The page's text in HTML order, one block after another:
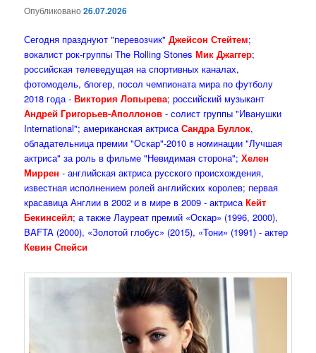
Опубликовано26.07.2026
Сегодня празднуют "перевозчик"Джейсон Стейтем;
вокалист рок-группы The Rolling StonesМик Джаггер;
российская телеведущая на спортивных каналах,
фотомодель, блогер, посол чемпионата мира по футболу
2018 года - Виктория Лопырева; российский музыкант
Андрей Григорьев-Аполлонов - солист группы "Иванушки
International"; американская актриса Сандра Буллок,
обладательница премии "Оскар"-2010 в номинации "Лучшая
актриса" за роль в фильме "Невидимая сторона"; Хелен
Миррен - английская актриса русского происхождения,
известная исполнением ролей английских королев; первая
красавица Англии в 2002 и в мире в 2009 - актриса Кейт
Бекинсейл; а также Лауреат премий «Оскар» (1996, 2000),
BAFTA (2000), «Золотой глобус» (2015), «Тони» (1991) - актер
Кевин Спейси